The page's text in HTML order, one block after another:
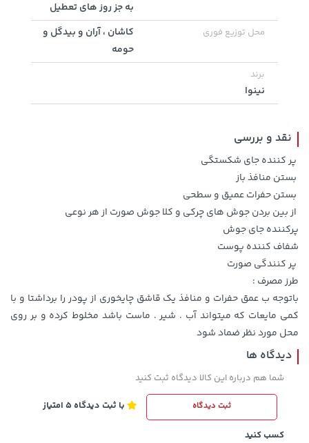
70,000 تومان
90,000
607,800 تومان
659,900
خرید
1,109,000 تومان خرید 315,900 تومان
3,679,000 تومان
4,780,000
خرید
2,679,000 تومان
3,820,000
به جز روز های تعطیل
محل توزیع فوری
کاشان ، آران و بیدگل و
حومه
برند
نینوا
نقد و بررسی
پر کننده جای شکستگی
بستن منافذ باز
بستن حفرات عمیق و سطحی
از بین بردن جوش های چرکی و کلا جوش صورت از هر نوعی
پرکننده جای جوش
شفاف کننده پوست
پر کنندگی صورت
طرز مصرف :
باتوجه ب عمق حفرات و منافذ یک قاشق چایخوری از پودر را برداشتا و با
کمی مایعات که میتواند آب . شیر . ماست باشد مخلوط کرده و بر روی
محل مورد نظر ضماد شود
دیدگاه ها
شما هم درباره این کالا دیدگاه ثبت کنید
ثبت دیدگاه با ثبت دیدگاه 5 امتیاز
کسب کنید